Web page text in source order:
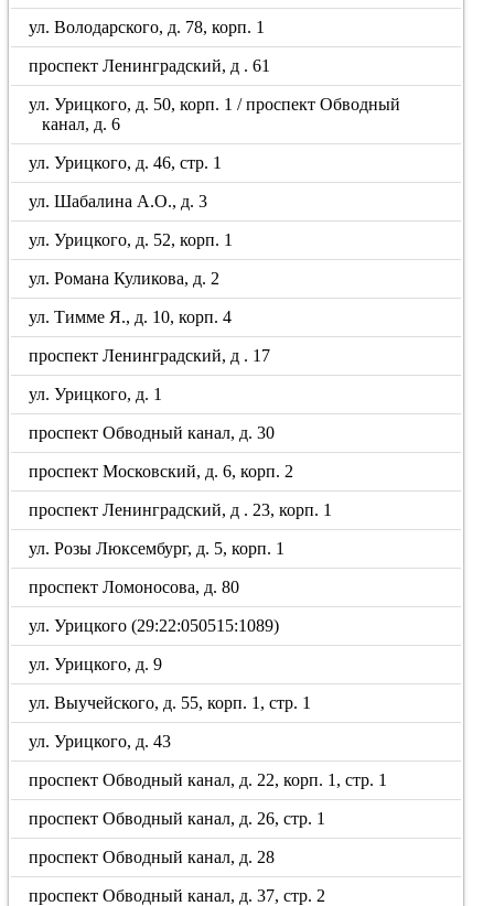
ул. Володарского, д. 78, корп. 1
проспект Ленинградский, д . 61
ул. Урицкого, д. 50, корп. 1 / проспект Обводный
канал, д. 6
ул. Урицкого, д. 46, стр. 1
ул. Шабалина А.О., д. 3
ул. Урицкого, д. 52, корп. 1
ул. Романа Куликова, д. 2
ул. Тимме Я., д. 10, корп. 4
проспект Ленинградский, д . 17
ул. Урицкого, д. 1
проспект Обводный канал, д. 30
проспект Московский, д. 6, корп. 2
проспект Ленинградский, д . 23, корп. 1
ул. Розы Люксембург, д. 5, корп. 1
проспект Ломоносова, д. 80
ул. Урицкого (29:22:050515:1089)
ул. Урицкого, д. 9
ул. Выучейского, д. 55, корп. 1, стр. 1
ул. Урицкого, д. 43
проспект Обводный канал, д. 22, корп. 1, стр. 1
проспект Обводный канал, д. 26, стр. 1
проспект Обводный канал, д. 28
проспект Обводный канал, д. 37, стр. 2